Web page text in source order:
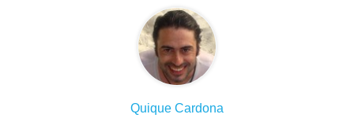
Quique Cardona